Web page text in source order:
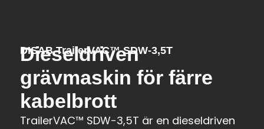
DISAB TrailerVAC™ SDW-3,5T
Dieseldriven
grävmaskin för färre
kabelbrott
TrailerVAC™ SDW-3,5T är en dieseldriven